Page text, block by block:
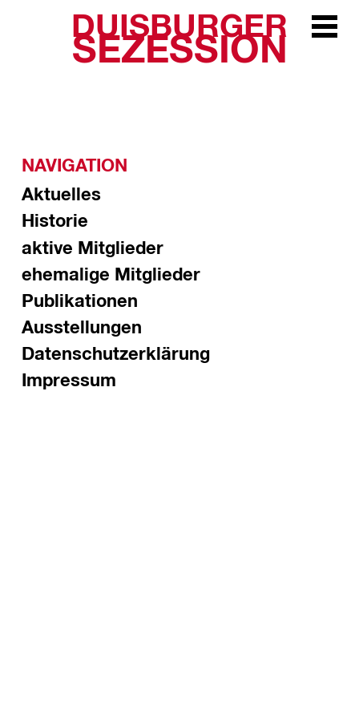
Zur
DUISBURGER
SEZESSION
NAVIGATION
Aktuelles
Historie
aktive Mitglieder
ehemalige Mitglieder
Publikationen
Ausstellungen
Datenschutzerklärung
Impressum